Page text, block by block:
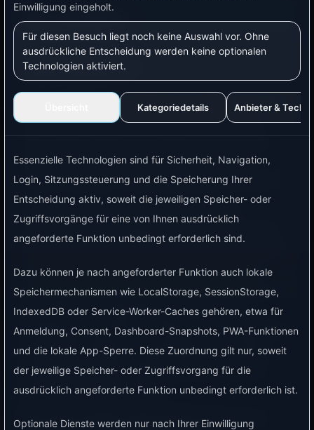
Einwilligung eingeholt.
Für diesen Besuch liegt noch keine Auswahl vor. Ohne
ausdrückliche Entscheidung werden keine optionalen
Technologien aktiviert.
Kategoriedetails Anbieter &
Essenzielle Technologien sind für Sicherheit, Navigation,
Login, Sitzungssteuerung und die Speicherung Ihrer
Entscheidung aktiv, soweit die jeweiligen Speicher- oder
Zugriffsvorgänge für eine von Ihnen ausdrücklich
angeforderte Funktion unbedingt erforderlich sind.
Dazu können je nach angeforderter Funktion auch lokale
Speichermechanismen wie LocalStorage, SessionStorage,
IndexedDB oder Service-Worker-Caches gehören, etwa für
Anmeldung, Consent, Dashboard-Snapshots, PWA-Funktionen
und die lokale App-Sperre. Diese Zuordnung gilt nur, soweit
der jeweilige Speicher- oder Zugriffsvorgang für die
ausdrücklich angeforderte Funktion unbedingt erforderlich ist.
Optionale Dienste werden nur nach Ihrer Einwilligung
IR-Leseköpfe
Worum geht es?
IR-Leseköpfe lesen digitale Stromzähler über die
optische Schnittstelle aus. Sie sind eine gute
Lösung, wenn du Verbrauch oder Einspeisung
sichtbar machen möchtest, ohne eine feste
Strommessung im Sicherungskasten einzubauen.
ist vor allem der vorhandene Stromzähler: Er
braucht eine passende optische Schnittstelle, oft
eine PIN oder Freischaltung, nutzbare Live-
Leistung sowie Werte für Bezug und Einspeisung.
Außerdem müssen die benötigten SML-/OBIS-
Daten ausgegeben werden und der Lesekopf
mechanisch sauber sitzen.
Der reine VyraVolt-Kopplungsaufwand ist bei